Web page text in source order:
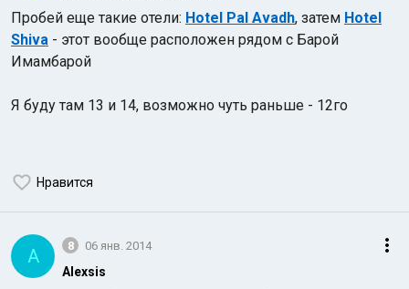
Пробей еще такие отели: Hotel Pal Avadh, затем Hotel
Shiva - этот вообще расположен рядом с Барой
Имамбарой
Я буду там 13 и 14, возможно чуть раньше - 12го
Нравится
A 8 06 янв. 2014
Alexsis